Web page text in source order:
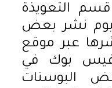
التعويذة
نشر بعض
عبر موقع
فيس بوك في
البوستات